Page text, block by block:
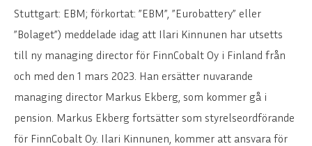
Stuttgart: EBM; förkortat: ”EBM”, ”Eurobattery” eller
”Bolaget”) meddelade idag att Ilari Kinnunen har utsetts
till ny managing director för FinnCobalt Oy i Finland från
och med den 1 mars 2023. Han ersätter nuvarande
managing director Markus Ekberg, som kommer gå i
pension. Markus Ekberg fortsätter som styrelseordförande
för FinnCobalt Oy. Ilari Kinnunen, kommer att ansvara för